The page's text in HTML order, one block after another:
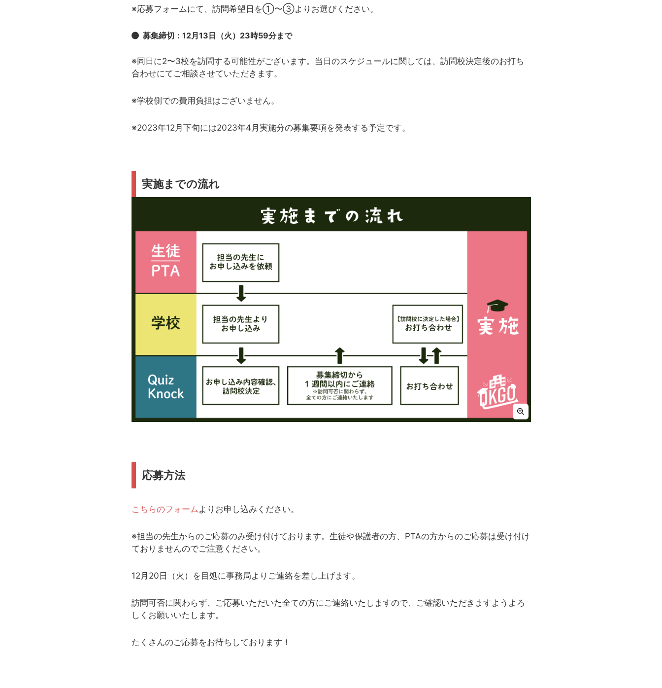
※応募フォームにて、訪問希望日を①〜③よりお選びください。
募集締切：12月13日（火）23時59分まで
※同日に2〜3校を訪問する可能性がございます。当日のスケジュールに関しては、訪問校決定後のお打ち
合わせにてご相談させていただきます。
※学校側での費用負担はございません。
※2023年12月下旬には2023年4月実施分の募集要項を発表する予定です。
実施までの流れ
応募方法
こちらのフォームよりお申し込みください。
※担当の先生からのご応募のみ受け付けております。生徒や保護者の方、PTAの方からのご応募は受け付け
ておりませんのでご注意ください。
12月20日（火）を目処に事務局よりご連絡を差し上げます。
訪問可否に関わらず、ご応募いただいた全ての方にご連絡いたしますので、ご確認いただきますようよろ
しくお願いいたします。
たくさんのご応募をお待ちしております！